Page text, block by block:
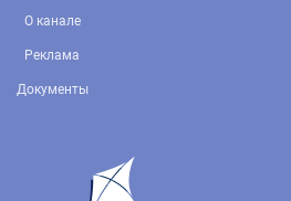
О канале
Реклама
Документы